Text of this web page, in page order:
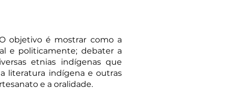
objetivo é mostrar como a
e politicamente; debater a
etnias indígenas que
literatura indígena e outras
e a oralidade.